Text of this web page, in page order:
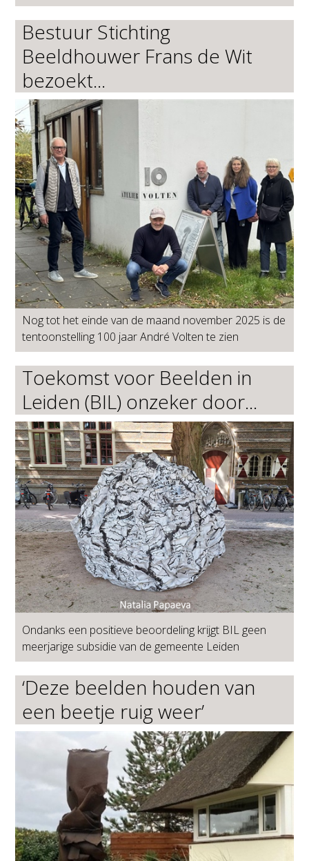
Bestuur Stichting
Beeldhouwer Frans de Wit
bezoekt...
Nog tot het einde van de maand november 2025 is de
tentoonstelling 100 jaar André Volten te zien
Toekomst voor Beelden in
Leiden (BIL) onzeker door...
Ondanks een positieve beoordeling krijgt BIL geen
meerjarige subsidie van de gemeente Leiden
‘Deze beelden houden van
een beetje ruig weer’